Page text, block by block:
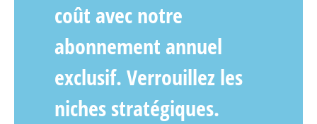
coût avec notre
abonnement annuel
exclusif. Verrouillez les
niches stratégiques.